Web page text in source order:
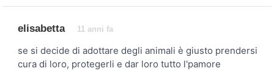
elisabetta 11 anni fa
se si decide di adottare degli animali è giusto prendersi
cura di loro, protegerli e dar loro tutto l'pamore